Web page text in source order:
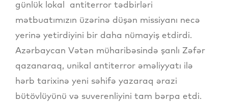
günlük lokal antiterror tədbirləri
mətbuatımızın üzərinə düşən missiyanı necə
yerinə yetirdiyini bir daha nümayiş etdirdi.
Azərbaycan Vətən müharibəsində şanlı Zəfər
qazanaraq, unikal antiterror əməliyyatı ilə
hərb tarixinə yeni səhifə yazaraq ərazi
bütövlüyünü və suverenliyini tam bərpa etdi.